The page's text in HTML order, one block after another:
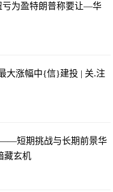
为盈特朗普称要让—华
大涨幅中{信}建投 | 关.注
——短期挑战与长期前景华
藏玄机